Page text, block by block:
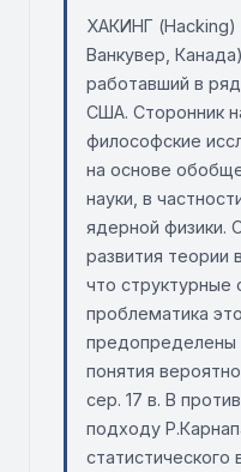
ХАКИНГ (Hacking)
Ванкувер,
работавший в
США. Сторонник
философские
на основе
науки, в
ядерной физики.
развития теории
что структурные
проблематика
предопределены
понятия
сер. 17 в. В
подходу
статистического